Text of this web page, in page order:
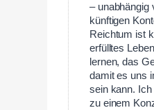
– unabhängig
künftigen
Reichtum ist
erfülltes
lernen, das
damit es uns
sein kann.
zu einem